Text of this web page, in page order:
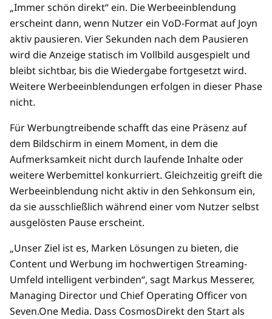
„Immer schön direkt“ ein. Die Werbeeinblendung
erscheint dann, wenn Nutzer ein VoD-Format auf Joyn
aktiv pausieren. Vier Sekunden nach dem Pausieren
wird die Anzeige statisch im Vollbild ausgespielt und
bleibt sichtbar, bis die Wiedergabe fortgesetzt wird.
Weitere Werbeeinblendungen erfolgen in dieser Phase
nicht.
Für Werbungtreibende schafft das eine Präsenz auf
dem Bildschirm in einem Moment, in dem die
Aufmerksamkeit nicht durch laufende Inhalte oder
weitere Werbemittel konkurriert. Gleichzeitig greift die
Werbeeinblendung nicht aktiv in den Sehkonsum ein,
da sie ausschließlich während einer vom Nutzer selbst
ausgelösten Pause erscheint.
„Unser Ziel ist es, Marken Lösungen zu bieten, die
Content und Werbung im hochwertigen Streaming-
Umfeld intelligent verbinden“, sagt Markus Messerer,
Managing Director und Chief Operating Officer von
Seven.One Media. Dass CosmosDirekt den Start als